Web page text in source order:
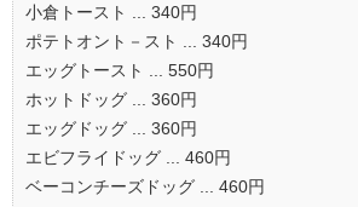
小倉トースト ... 340円
ポテトオント－スト ... 340円
エッグトースト ... 550円
ホットドッグ ... 360円
エッグドッグ ... 360円
エビフライドッグ ... 460円
ベーコンチーズドッグ ... 460円